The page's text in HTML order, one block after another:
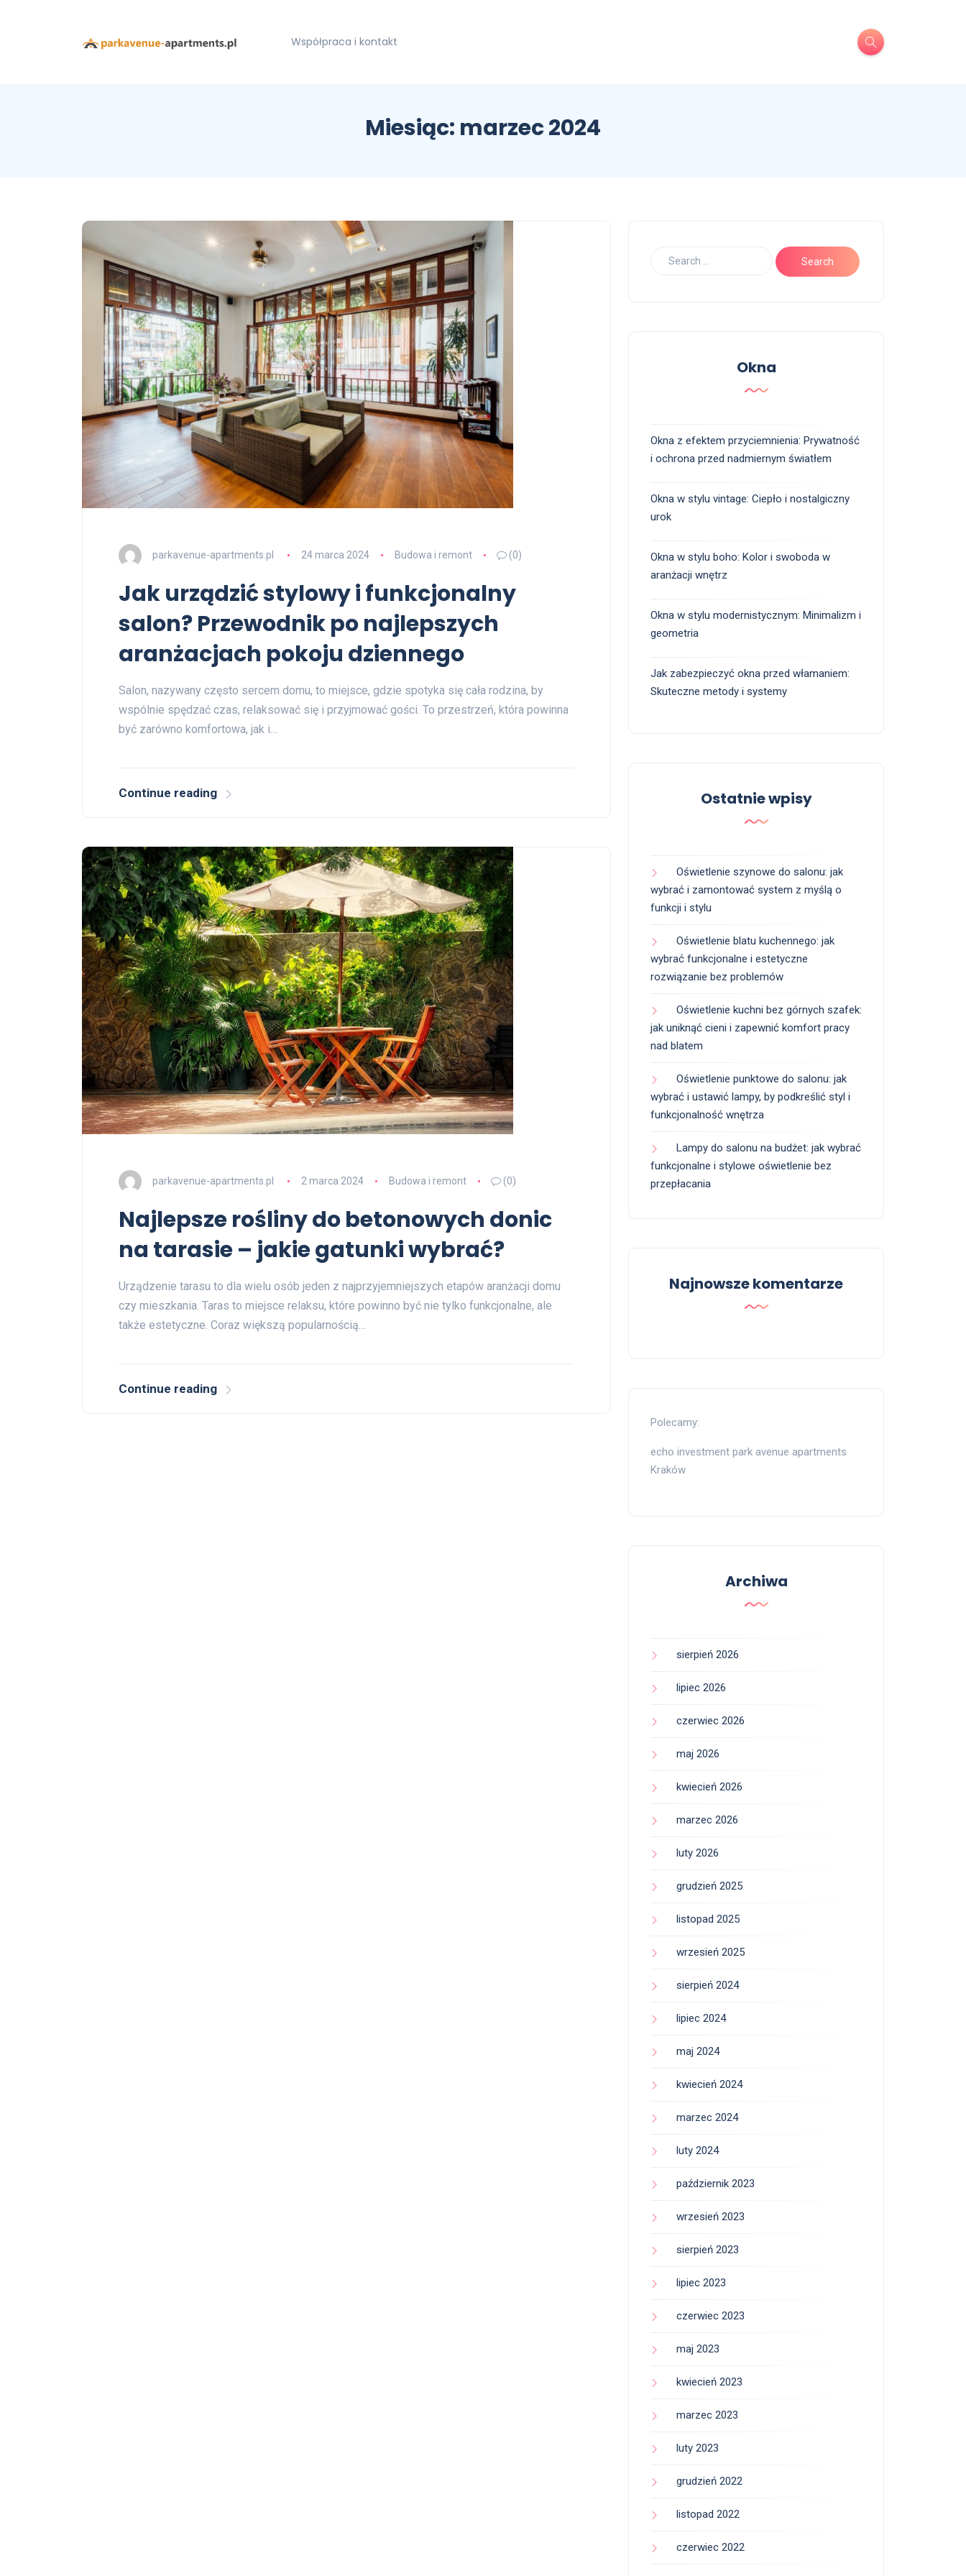
Współpraca i kontakt
Miesiąc: marzec 2024
parkavenue-apartments.pl 24 marca 2024 Budowa i remont (0)
Jak urządzić stylowy i funkcjonalny
salon? Przewodnik po najlepszych
aranżacjach pokoju dziennego
Salon, nazywany często sercem domu, to miejsce, gdzie spotyka się cała rodzina, by
wspólnie spędzać czas, relaksować się i przyjmować gości. To przestrzeń, która powinna
być zarówno komfortowa, jak i…
Continue reading
parkavenue-apartments.pl 2 marca 2024 Budowa i remont (0)
Najlepsze rośliny do betonowych donic
na tarasie – jakie gatunki wybrać?
Urządzenie tarasu to dla wielu osób jeden z najprzyjemniejszych etapów aranżacji domu
czy mieszkania. Taras to miejsce relaksu, które powinno być nie tylko funkcjonalne, ale
także estetyczne. Coraz większą popularnością…
Continue reading
Okna
Okna z efektem przyciemnienia: Prywatność
i ochrona przed nadmiernym światłem
Okna w stylu vintage: Ciepło i nostalgiczny
urok
Okna w stylu boho: Kolor i swoboda w
aranżacji wnętrz
Okna w stylu modernistycznym: Minimalizm i
geometria
Jak zabezpieczyć okna przed włamaniem:
Skuteczne metody i systemy
Ostatnie wpisy
Oświetlenie szynowe do salonu: jak
wybrać i zamontować system z myślą o
funkcji i stylu
Oświetlenie blatu kuchennego: jak
wybrać funkcjonalne i estetyczne
rozwiązanie bez problemów
Oświetlenie kuchni bez górnych szafek:
jak uniknąć cieni i zapewnić komfort pracy
nad blatem
Oświetlenie punktowe do salonu: jak
wybrać i ustawić lampy, by podkreślić styl i
funkcjonalność wnętrza
Lampy do salonu na budżet: jak wybrać
funkcjonalne i stylowe oświetlenie bez
przepłacania
Najnowsze komentarze
Polecamy:
echo investment park avenue apartments
Kraków
Archiwa
sierpień 2026
lipiec 2026
czerwiec 2026
maj 2026
kwiecień 2026
marzec 2026
luty 2026
grudzień 2025
listopad 2025
wrzesień 2025
sierpień 2024
lipiec 2024
maj 2024
kwiecień 2024
marzec 2024
luty 2024
październik 2023
wrzesień 2023
sierpień 2023
lipiec 2023
czerwiec 2023
maj 2023
kwiecień 2023
marzec 2023
luty 2023
grudzień 2022
listopad 2022
czerwiec 2022